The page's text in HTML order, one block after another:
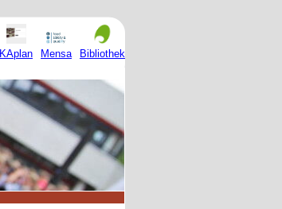
KAplan Mensa Bibliothek